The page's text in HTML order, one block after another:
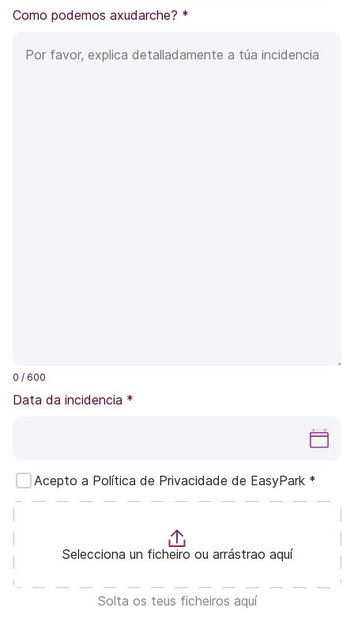
Como podemos axudarche? *
0 / 600
Data da incidencia *
Acepto a Política de Privacidade de EasyPark *
Selecciona un ficheiro ou arrástrao aquí
Solta os teus ficheiros aquí